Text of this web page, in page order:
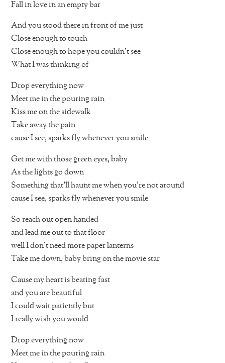
Fall in love in an empty bar
And you stood there in front of me just
Close enough to touch
Close enough to hope you couldn’t see
What I was thinking of
Drop everything now
Meet me in the pouring rain
Kiss me on the sidewalk
Take away the pain
cause I see, sparks fly whenever you smile
Get me with those green eyes, baby
As the lights go down
Something that’ll haunt me when you’re not around
cause I see, sparks fly whenever you smile
So reach out open handed
and lead me out to that floor
well I don’t need more paper lanterns
Take me down, baby bring on the movie star
Cause my heart is beating fast
and you are beautiful
I could wait patiently but
I really wish you would
Drop everything now
Meet me in the pouring rain